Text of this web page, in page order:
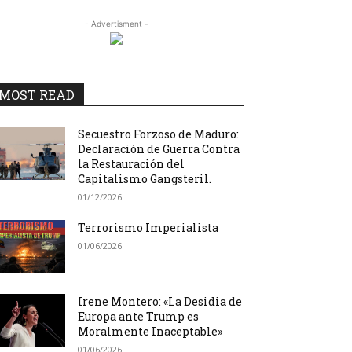
- Advertisment -
READ
Secuestro Forzoso de Maduro:
Declaración de Guerra Contra
la Restauración del
Capitalismo Gangsteril.
01/12/2026
Terrorismo Imperialista
01/06/2026
Irene Montero: «La Desidia de
Europa ante Trump es
Moralmente Inaceptable»
01/06/2026